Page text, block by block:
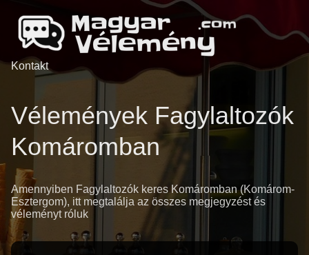
Kontakt
Vélemények Fagylaltozók
Komáromban
Amennyiben Fagylaltozók keres Komáromban (Komárom-
Esztergom), itt megtalálja az összes megjegyzést és
véleményt róluk